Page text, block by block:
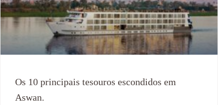
Os 10 principais tesouros escondidos em
Aswan.